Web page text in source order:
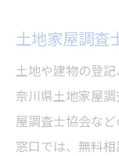
土地家屋調査
土地や建物の登
奈川県土地家屋
屋調査士協会な
窓口では、無料